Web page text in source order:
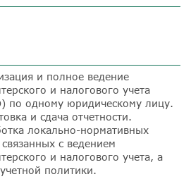
и полное ведение
и налогового учета
по одному юридическому лицу.
и сдача отчетности.
локально-нормативных
с ведением
и налогового учета, а
политики.